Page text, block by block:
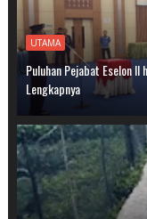
UTAMA
Puluhan Pejabat Eselon
Lengkapnya